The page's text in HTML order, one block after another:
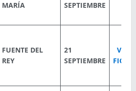
MARÍA
SEPTIEMBRE
FUENTE DEL
REY
21
SEPTIEMBRE
VER
FICHA